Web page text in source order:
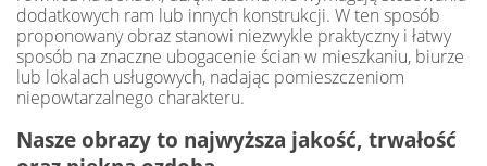
dodatkowych ram lub innych konstrukcji. W ten sposób
proponowany obraz stanowi niezwykle praktyczny i łatwy
sposób na znaczne ubogacenie ścian w mieszkaniu, biurze
lub lokalach usługowych, nadając pomieszczeniom
niepowtarzalnego charakteru.
Nasze obrazy to najwyższa jakość, trwałość